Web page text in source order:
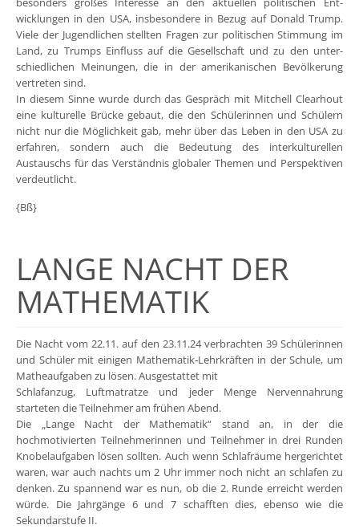
wicklungen in den USA, insbesondere in Bezug auf Donald Trump.
Viele der Jugendlichen stellten Fragen zur politischen Stimmung im
Land, zu Trumps Einfluss auf die Gesellschaft und zu den unter-
schiedlichen Meinungen, die in der amerikanischen Bevölkerung
vertreten sind.
In diesem Sinne wurde durch das Gespräch mit Mitchell Clearhout
eine kulturelle Brücke gebaut, die den Schülerinnen und Schülern
nicht nur die Möglichkeit gab, mehr über das Leben in den USA zu
erfahren, sondern auch die Bedeutung des interkulturellen
Austauschs für das Verständnis globaler Themen und Perspektiven
verdeutlicht.
{Bß}
LANGE NACHT DER
MATHEMATIK
Die Nacht vom 22.11. auf den 23.11.24 verbrachten 39 Schülerinnen
und Schüler mit einigen Mathematik-Lehrkräften in der Schule, um
Matheaufgaben zu lösen. Ausgestattet mit
Schlafanzug, Luftmatratze und jeder Menge Nervennahrung
starteten die Teilnehmer am frühen Abend.
Die „Lange Nacht der Mathematik“ stand an, in der die
hochmotivierten Teilnehmerinnen und Teilnehmer in drei Runden
Knobelaufgaben lösen sollten. Auch wenn Schlafräume hergerichtet
waren, war auch nachts um 2 Uhr immer noch nicht an schlafen zu
denken. Zu spannend war es nun, ob die 2. Runde erreicht werden
würde. Die Jahrgänge 6 und 7 schafften dies, ebenso wie die
Sekundarstufe II.